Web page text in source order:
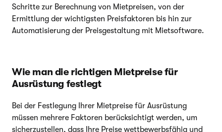
Schritte zur Berechnung von Mietpreisen, von der
Ermittlung der wichtigsten Preisfaktoren bis hin zur
Automatisierung der Preisgestaltung mit Mietsoftware.
Wie man die richtigen Mietpreise für
Ausrüstung festlegt
Bei der Festlegung Ihrer Mietpreise für Ausrüstung
müssen mehrere Faktoren berücksichtigt werden, um
sicherzustellen, dass Ihre Preise wettbewerbsfähig und